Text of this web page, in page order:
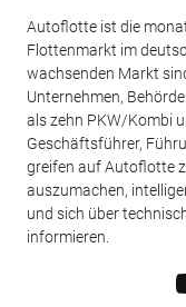
Autoflotte ist die
Flottenmarkt im
wachsenden Markt
Unternehmen,
als zehn PKW/Kombi
Geschäftsführer,
greifen auf Autoflotte
auszumachen,
und sich über
informieren.